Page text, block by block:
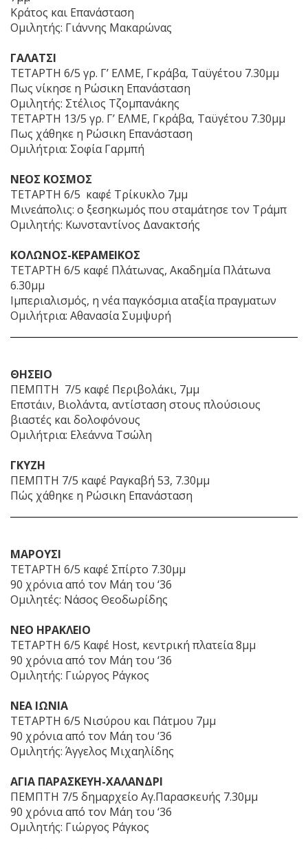
Κράτος και Επανάσταση
Ομιλητής: Γιάννης Μακαρώνας
ΓΑΛΑΤΣΙ
ΤΕΤΑΡΤΗ 6/5 γρ. Γ’ ΕΛΜΕ, Γκράβα, Ταϋγέτου 7.30μμ
Πως νίκησε η Ρώσικη Επανάσταση
Ομιλητής: Στέλιος Τζομπανάκης
ΤΕΤΑΡΤΗ 13/5 γρ. Γ’ ΕΛΜΕ, Γκράβα, Ταϋγέτου 7.30μμ
Πως χάθηκε η Ρώσικη Επανάσταση
Ομιλήτρια: Σοφία Γαρμπή
ΝΕΟΣ ΚΟΣΜΟΣ
ΤΕΤΑΡΤΗ 6/5 καφέ Τρίκυκλο 7μμ
Μινεάπολις: ο ξεσηκωμός που σταμάτησε τον Τράμπ
Ομιλητής: Κωνσταντίνος Δανακτσής
ΚΟΛΩΝΟΣ-ΚΕΡΑΜΕΙΚΟΣ
ΤΕΤΑΡΤΗ 6/5 καφέ Πλάτωνας, Ακαδημία Πλάτωνα
6.30μμ
Ιμπεριαλισμός, η νέα παγκόσμια αταξία πραγματων
Ομιλήτρια: Αθανασία Συμψυρή
ΘΗΣΕΙΟ
ΠΕΜΠΤΗ 7/5 καφέ Περιβολάκι, 7μμ
Επστάιν, Βιολάντα, αντίσταση στους πλούσιους
βιαστές και δολοφόνους
Ομιλήτρια: Ελεάννα Τσώλη
ΓΚΥΖΗ
ΠΕΜΠΤΗ 7/5 καφέ Ραγκαβή 53, 7.30μμ
Πώς χάθηκε η Ρώσικη Επανάσταση
ΜΑΡΟΥΣΙ
ΤΕΤΑΡΤΗ 6/5 καφέ Σπίρτο 7.30μμ
90 χρόνια από τον Μάη του ‘36
Ομιλητές: Νάσος Θεοδωρίδης
ΝΕΟ ΗΡΑΚΛΕΙΟ
ΤΕΤΑΡΤΗ 6/5 Καφέ Host, κεντρική πλατεία 8μμ
90 χρόνια από τον Μάη του ‘36
Ομιλητής: Γιώργος Ράγκος
ΝΕΑ ΙΩΝΙΑ
ΤΕΤΑΡΤΗ 6/5 Νισύρου και Πάτμου 7μμ
90 χρόνια από τον Μάη του ‘36
Ομιλητής: Άγγελος Μιχαηλίδης
ΑΓΙΑ ΠΑΡΑΣΚΕΥΗ-ΧΑΛΑΝΔΡΙ
ΠΕΜΠΤΗ 7/5 δημαρχείο Αγ.Παρασκευής 7.30μμ
90 χρόνια από τον Μάη του ‘36
Ομιλητής: Γιώργος Ράγκος